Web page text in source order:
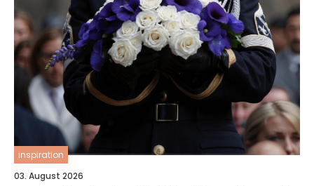
inspiration
03. August 2026